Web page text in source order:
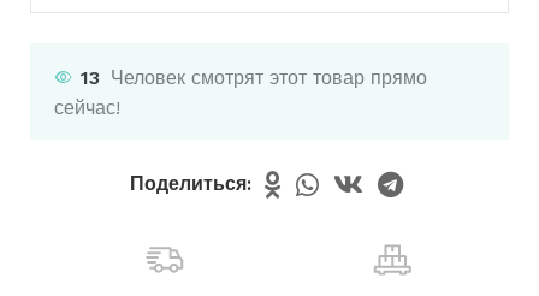
13 Человек смотрят этот товар прямо
сейчас!
Поделиться: